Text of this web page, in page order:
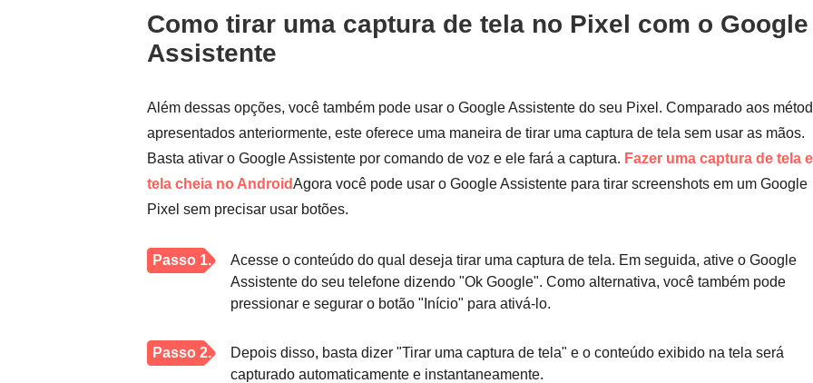
Como tirar uma captura de tela no Pixel com o Google
Assistente
Além dessas opções, você também pode usar o Google Assistente do seu Pixel. Comparado aos
apresentados anteriormente, este oferece uma maneira de tirar uma captura de tela sem usar as mãos.
Basta ativar o Google Assistente por comando de voz e ele fará a captura. Fazer uma captura de tela
tela cheia no AndroidAgora você pode usar o Google Assistente para tirar screenshots em um Google
Pixel sem precisar usar botões.
Passo 1.
Acesse o conteúdo do qual deseja tirar uma captura de tela. Em seguida, ative o Google
Assistente do seu telefone dizendo "Ok Google". Como alternativa, você também pode
pressionar e segurar o botão "Início" para ativá-lo.
Passo 2.
Depois disso, basta dizer "Tirar uma captura de tela" e o conteúdo exibido na tela será
capturado automaticamente e instantaneamente.